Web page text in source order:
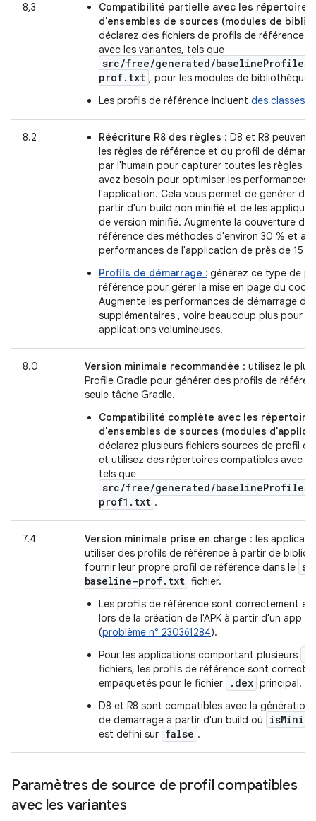
8,3
Compatibilité partielle avec les répertoires
d'ensembles de sources (modules de
déclarez des fichiers de profils de référence
avec les variantes, tels que
src/free/generated/
prof.txt , pour les modules de bibliothèque.
Les profils de référence incluent des classes
8.2 Réécriture R8 des règles : D8 et R8 peuvent
les règles de référence et du profil de
par l'humain pour capturer toutes les règles
avez besoin pour optimiser les performances
l'application. Cela vous permet de générer
partir d'un build non minifié et de les
de version minifié. Augmente la couverture
référence des méthodes d'environ 30 % et
performances de l'application de près de 15
Profils de démarrage : générez ce type de
référence pour gérer la mise en page du code
Augmente les performances de démarrage
supplémentaires , voire beaucoup plus pour
applications volumineuses.
8.0 Version minimale recommandée : utilisez le
Profile Gradle pour générer des profils de
seule tâche Gradle.
Compatibilité complète avec les
d'ensembles de sources (modules
déclarez plusieurs fichiers sources de profil
et utilisez des répertoires compatibles avec
tels que
src/free/generated/
prof1.txt .
7.4 Version minimale prise en charge : les
utiliser des profils de référence à partir de
fournir leur propre profil de référence dans le
baseline-prof. txt fichier.
Les profils de référence sont correctement
lors de la création de l'APK à partir d'un app
(problème n° 230361284).
Pour les applications comportant plusieurs
fichiers, les profils de référence sont
empaquetés pour le fichier
.dex principal.
D8 et R8 sont compatibles avec la génération
de démarrage à partir d'un build où
est défini sur false .
Paramètres de source de profil compatibles
avec les variantes